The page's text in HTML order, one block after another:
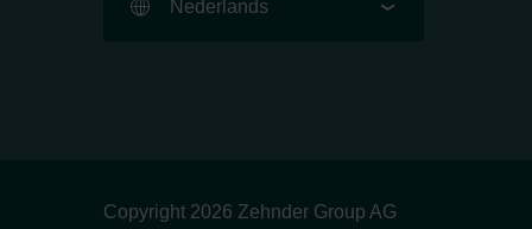
Nederlands
Copyright 2026 Zehnder Group AG